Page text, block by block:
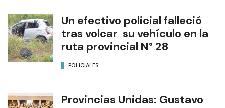
Un efectivo policial falleció
tras volcar su vehículo en la
ruta provincial N° 28
POLICIALES
Provincias Unidas: Gustavo